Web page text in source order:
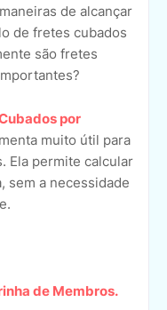
de alcançar
de fretes cubados
são fretes
por
muito útil para
Ela permite calcular
sem a necessidade
de Membros.